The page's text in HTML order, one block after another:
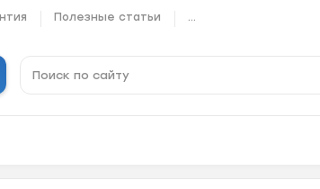
Полезные статьи ...